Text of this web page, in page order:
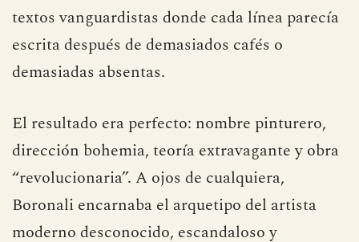
dinamitar la prudencia estética. Todo era
exageración calculada, sátira fina de aquellos
textos vanguardistas donde cada línea parecía
demasiadas absentas.
El resultado era perfecto: nombre pinturero,
dirección bohemia, teoría extravagante y obra
“revolucionaria”. A ojos de cualquiera,